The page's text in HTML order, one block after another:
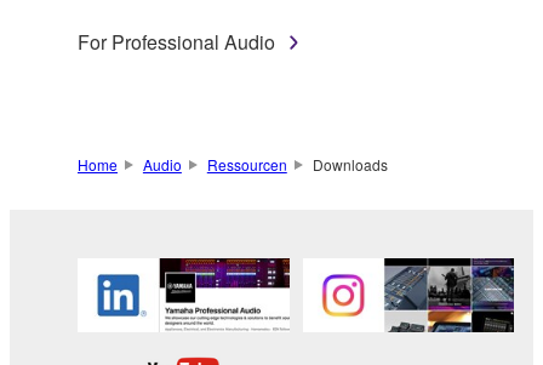
For Professional Audio
Home Audio Ressourcen Downloads